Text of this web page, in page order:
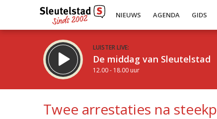
NIEUWS AGENDA GIDS
LUISTER LIVE:
De middag van Sleutelstad
12.00 - 18.00 uur
Twee arrestaties na